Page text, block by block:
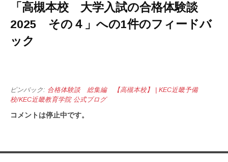
「 高槻本校 大学入試の合格体験談
2025 その４ 」への1件のフィードバ
ック
ピンバック: 合格体験談 総集編 【高槻本校】 | KEC近畿予備
校/KEC近畿教育学院 公式ブログ
コメントは停止中です。